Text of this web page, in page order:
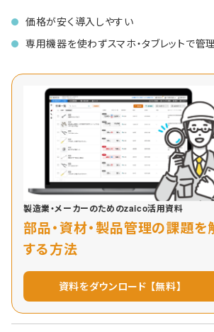
価格が安く導入しやすい
専用機器を使わずスマホ・タブレットで管
製造業・メーカーのためのzaico活用資料
部品・資材・製品管理の課題を
する方法
資料をダウンロード 【無料】